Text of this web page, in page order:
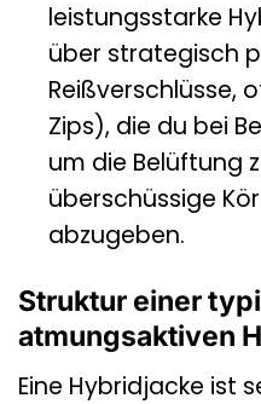
leistungsstarke
über strategisch
Reißverschlüsse,
Zips), die du bei
um die Belüftung
überschüssige
abzugeben.
Struktur einer
atmungsaktiven
Eine Hybridjacke ist